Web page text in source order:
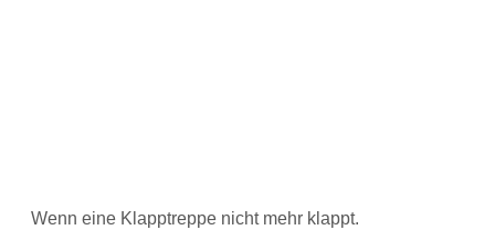
Wenn eine Klapptreppe nicht mehr klappt.